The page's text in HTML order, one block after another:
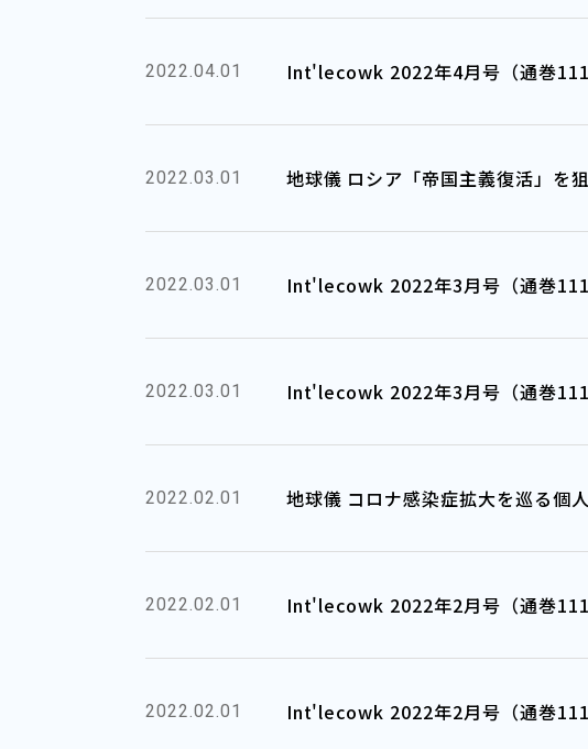
2022.04.01 Int'lecowk 2022年4月号（通巻
2022.03.01 地球儀 ロシア「帝国主義復活」を
2022.03.01 Int'lecowk 2022年3月号（通巻
2022.03.01 Int'lecowk 2022年3月号（通巻
2022.02.01 地球儀 コロナ感染症拡大を巡る個
2022.02.01 Int'lecowk 2022年2月号（通巻
2022.02.01 Int'lecowk 2022年2月号（通巻